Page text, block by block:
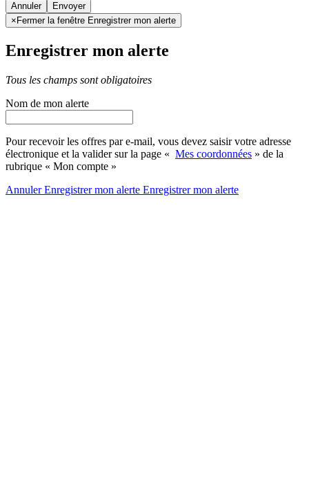
Annuler
× Fermer la fenêtre Enregistrer mon alerte
Enregistrer mon alerte
Tous les champs sont obligatoires
Nom de mon alerte
Pour recevoir les offres par e-mail, vous devez saisir votre adresse
électronique et la valider sur la page « Mes coordonnées » de la
rubrique « Mon compte »
AnnulerEnregistrer mon alerte Enregistrermon alerte